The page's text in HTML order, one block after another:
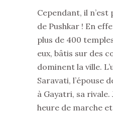
Cependant, il n’est
de Pushkar ! En
plus de 400
eux, bâtis sur des
dominent la ville.
Saravati, l’épouse
à Gayatri, sa rivale.
heure de marche